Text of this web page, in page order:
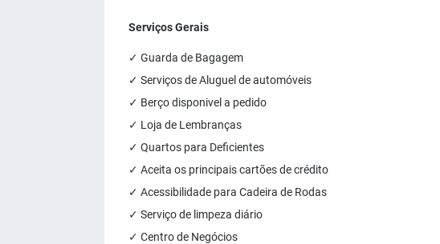
Serviços Gerais
✓ Guarda de Bagagem
✓ Serviços de Aluguel de automóveis
✓ Berço disponivel a pedido
✓ Loja de Lembranças
✓ Quartos para Deficientes
✓ Aceita os principais cartões de crédito
✓ Acessibilidade para Cadeira de Rodas
✓ Serviço de limpeza diário
✓ Centro de Negócios